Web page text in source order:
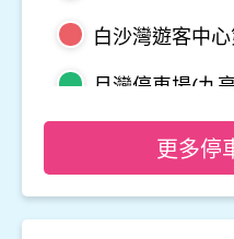
白沙灣遊客中
月灣停車場(九
野柳地質公園
更多停